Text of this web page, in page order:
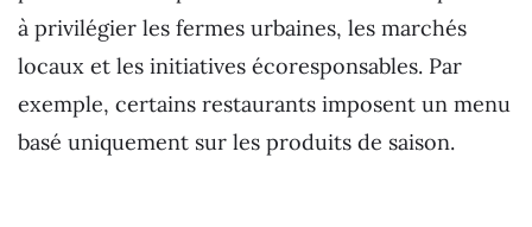
à privilégier les fermes urbaines, les marchés
locaux et les initiatives écoresponsables. Par
exemple, certains restaurants imposent un menu
basé uniquement sur les produits de saison.